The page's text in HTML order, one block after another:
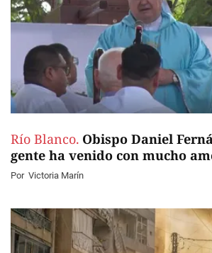
Río Blanco. Obispo Daniel
gente ha venido con mucho
Por Victoria Marín